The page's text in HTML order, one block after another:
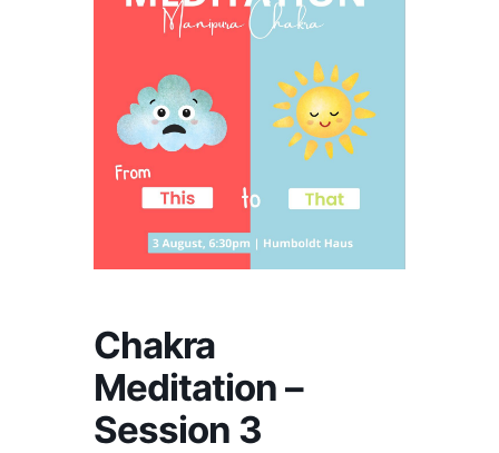
Chakra
Meditation –
Session 3